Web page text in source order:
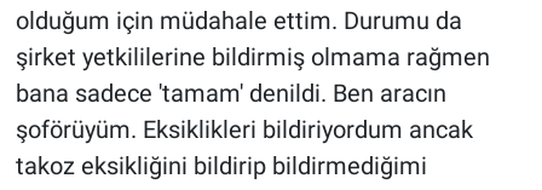
olduğum için müdahale ettim. Durumu da
şirket yetkililerine bildirmiş olmama rağmen
bana sadece 'tamam' denildi. Ben aracın
şoförüyüm. Eksiklikleri bildiriyordum ancak
takoz eksikliğini bildirip bildirmediğimi